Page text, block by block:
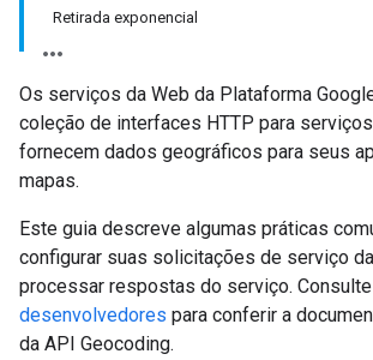
Retirada exponencial
Os serviços da Web da Plataforma
coleção de interfaces HTTP para
fornecem dados geográficos para seus
mapas.
Este guia descreve algumas práticas
configurar suas solicitações de serviço
processar respostas do serviço.
desenvolvedores para conferir a
da API Geocoding.